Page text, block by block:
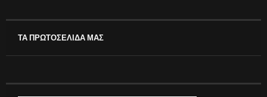
ΤΑ ΠΡΩΤΟΣΕΛΙΔΑ ΜΑΣ